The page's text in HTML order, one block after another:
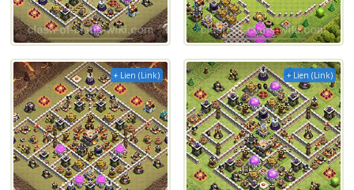
+ Lien (Link) + Lien (Link)